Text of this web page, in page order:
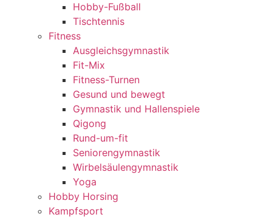
Hobby-Fußball
Tischtennis
Fitness
Ausgleichsgymnastik
Fit-Mix
Fitness-Turnen
Gesund und bewegt
Gymnastik und Hallenspiele
Qigong
Rund-um-fit
Seniorengymnastik
Wirbelsäulengymnastik
Yoga
Hobby Horsing
Kampfsport